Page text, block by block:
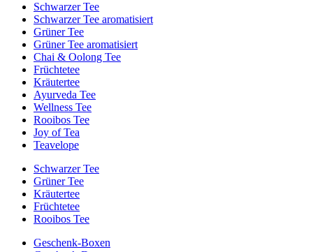
Schwarzer Tee
Schwarzer Tee aromatisiert
Grüner Tee
Grüner Tee aromatisiert
Chai & Oolong Tee
Früchtetee
Kräutertee
Ayurveda Tee
Wellness Tee
Rooibos Tee
Joy of Tea
Teavelope
Schwarzer Tee
Grüner Tee
Kräutertee
Früchtetee
Rooibos Tee
Geschenk-Boxen